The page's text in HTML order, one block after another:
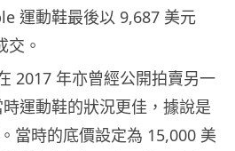
運動鞋最後以 9,687 美元
交。
2017 年亦曾經公開拍賣另一
運動鞋的狀況更佳，據說是
當時的底價設定為 15,000 美